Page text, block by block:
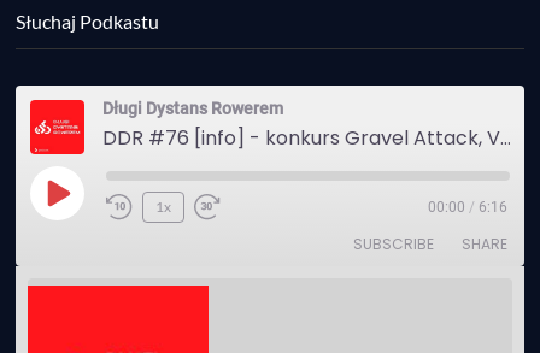
Słuchaj Podkastu
Długi Dystans Rowerem
DDR #76 [info] - konkurs Gravel Attack, Varmia Gravel, Bike Expo, Inspire India Ultra Race
Play
1x 00:00 / 6:16
SUBSCRIBE SHARE